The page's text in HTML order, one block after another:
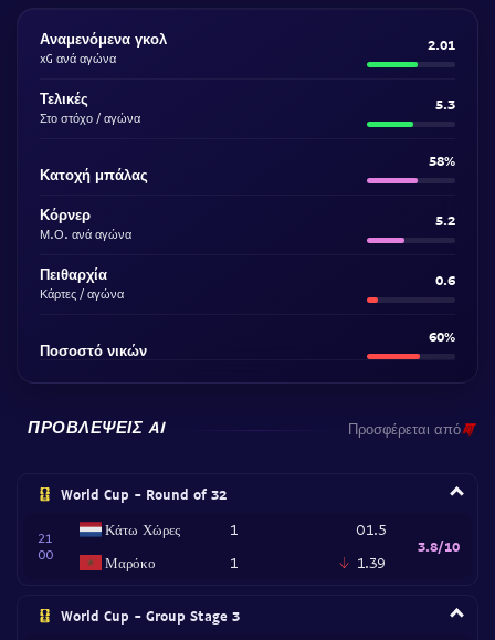
Αναμενόμενα γκολ
xG ανά αγώνα
2.01
Τελικές
Στο στόχο / αγώνα
5.3
Κατοχή μπάλας
58%
Κόρνερ
Μ.Ο. ανά αγώνα
5.2
Πειθαρχία
Κάρτες / αγώνα
0.6
Ποσοστό νικών
60%
ΠΡΟΒΛΈΨΕΙΣ AI Προσφέρεται από
World Cup - Round of 32
21
00
Κάτω Χώρες
Μαρόκο
1
1
O1.5
1.39
3.8/10
World Cup - Group Stage 3